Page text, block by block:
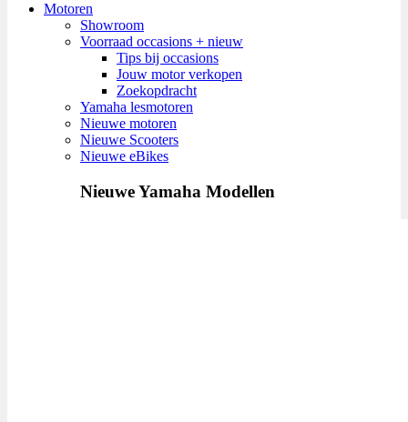
Motoren
Showroom
Voorraad occasions + nieuw
Tips bij occasions
Jouw motor verkopen
Zoekopdracht
Yamaha lesmotoren
Nieuwe motoren
Nieuwe Scooters
Nieuwe eBikes
Nieuwe Yamaha Modellen